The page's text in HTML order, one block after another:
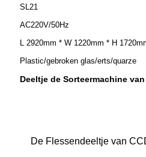
SL21
AC220V/50Hz
L 2920mm * W 1220mm * H
Plastic/gebroken glas/erts/quarze
Deeltje de Sorteermachine
De Flessendeeltje van